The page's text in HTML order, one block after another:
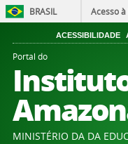
BRASIL Acesso
ACESSIBILIDADE
Portal do
MINISTÉRIO DA DA